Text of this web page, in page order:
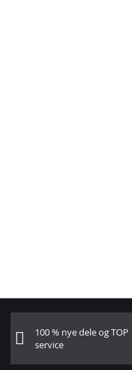
100 % nye dele og TOP
service